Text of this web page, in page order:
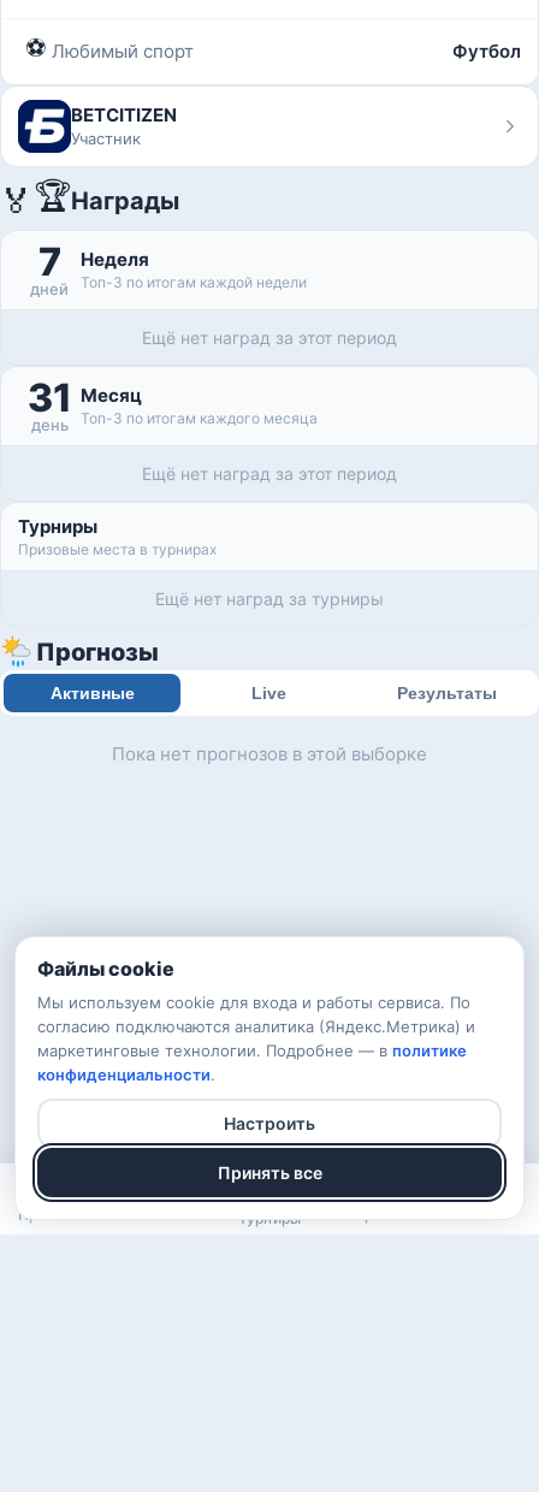
Файлы cookie
Мы используем cookie для входа и работы сервиса. По
согласию подключаются аналитика (Яндекс.Метрика) и
маркетинговые технологии. Подробнее — в политике
конфиденциальности.
Настроить
Принять все
⚽ Любимый спорт Футбол
BETCITIZEN
Участник
🏅 🏆Награды
7
дней
Неделя
Топ-3 по итогам каждой недели
Ещё нет наград за этот период
31
день
Месяц
Топ-3 по итогам каждого месяца
Ещё нет наград за этот период
Турниры
Призовые места в турнирах
Ещё нет наград за турниры
Прогнозы
Активные Live Результаты
Пока нет прогнозов в этой выборке
Прогнозы Рейтинг Турниры Арена Войти